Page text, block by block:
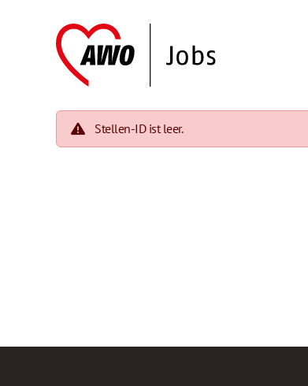
Stellen-ID ist leer.